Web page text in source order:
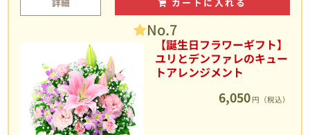
No.7
【誕生日フラワーギフト】
ユリとデンファレのキュー
トアレンジメント
6,050 円（税込）